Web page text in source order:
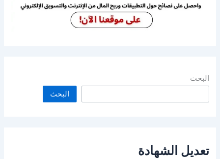
البحث
البحث
تعديل الشهادة